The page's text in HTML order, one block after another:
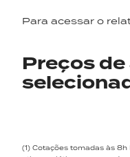
Para acessar o
Preços
(1) Cotações tomadas às